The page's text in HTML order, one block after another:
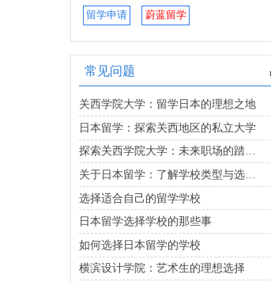
留学申请 蔚蓝留学
常见问题
关西学院大学：留学日本的理想之地
日本留学：探索关西地区的私立大学
探索关西学院大学：未来职场的踏板是什么？
选择适合自己的留学学校
日本留学选择学校的那些事
如何选择日本留学的学校
横滨设计学院：艺术生的理想选择